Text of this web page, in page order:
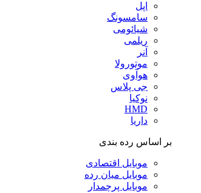
اپل
سامسونگ
شیائومی
ریلمی
آنر
موتورولا
هوآوی
جی پلاس
نوکیا
HMD
داریا
بر اساس رده بندی
موبایل اقتصادی
موبایل میان رده
موبایل پرچمدار